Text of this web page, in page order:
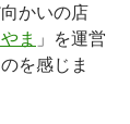
かいの店
ま 」を運営
を感じま